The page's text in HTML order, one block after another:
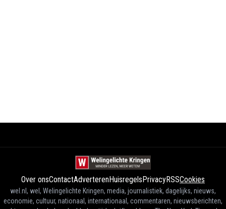
Over onsContactAdverterenHuisregelsPrivacyRSSCookies
wel.nl, wel, Welingelichte Kringen, media, journalistiek, dagelijks, nieuws,
economie, cultuur, nationaal, internationaal, commentaren, nieuwsberichten,